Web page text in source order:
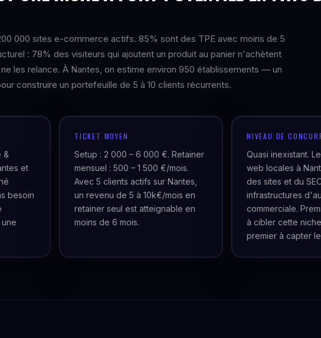
000 sites e-commerce actifs. 85% sont des TPE avec moins de 5
: 78% des visiteurs qui ajoutent un produit au panier n'achètent
les relance. À Nantes, on estime environ 950 établissements — un
construire un portefeuille de 5 à 10 clients récurrents.
&
et
besoin
TICKET MOYEN
Setup : 2 000 – 6 000 €. Retainer
mensuel : 500 – 1 500 €/mois.
Avec 5 clients actifs sur Nantes,
un revenu de 5 à 10k€/mois en
retainer seul est atteignable en
moins de 6 mois.
NIVEAU DE
Quasi inexistant.
web locales à
des sites et du
infrastructures
commerciale.
à cibler cette
premier à capter